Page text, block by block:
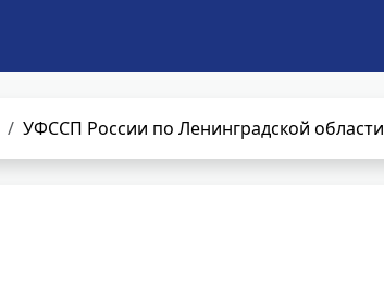
УФССП России по Ленинградской области